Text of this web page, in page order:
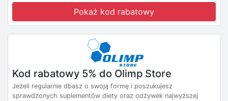
Pokaż kod rabatowy
Kod rabatowy 5% do Olimp Store
Jeżeli regularnie dbasz o swoją formę i poszukujesz
sprawdzonych suplementów diety oraz odżywek najwyższej